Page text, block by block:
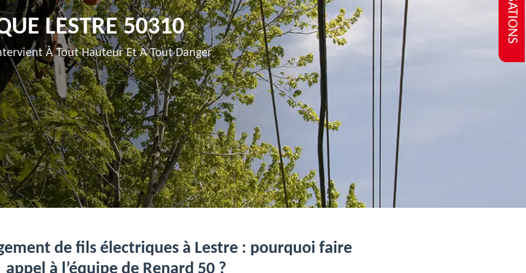
LESTRE 50310
À Tout Hauteur Et A Tout Danger
de fils électriques à Lestre : pourquoi faire
appel à l’équipe de Renard 50 ?